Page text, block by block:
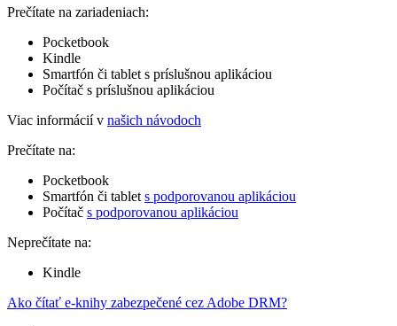
Prečítate na zariadeniach:
Pocketbook
Kindle
Smartfón či tablet s príslušnou aplikáciou
Počítač s príslušnou aplikáciou
Viac informácií v našich návodoch
Prečítate na:
Pocketbook
Smartfón či tablet s podporovanou aplikáciou
Počítač s podporovanou aplikáciou
Neprečítate na:
Kindle
Ako čítať e-knihy zabezpečené cez Adobe DRM?